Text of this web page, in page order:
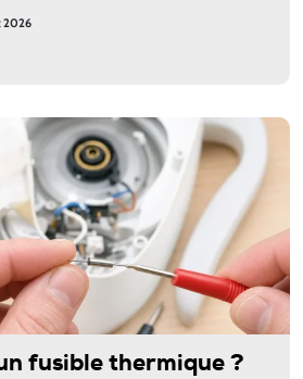
2026
fusible thermique ?